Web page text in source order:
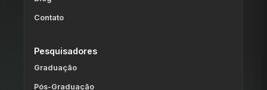
Contato
Pesquisadores
Graduação
Pós-Graduação